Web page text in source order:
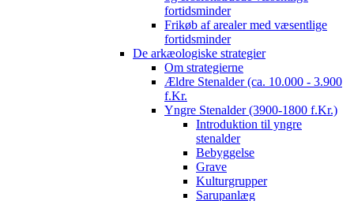
fortidsminder
Frikøb af arealer med væsentlige
fortidsminder
De arkæologiske strategier
Om strategierne
Ældre Stenalder (ca. 10.000 - 3.900
f.Kr.
Yngre Stenalder (3900-1800 f.Kr.)
Introduktion til yngre
stenalder
Bebyggelse
Grave
Kulturgrupper
Sarupanlæg